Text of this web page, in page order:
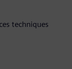
techniques